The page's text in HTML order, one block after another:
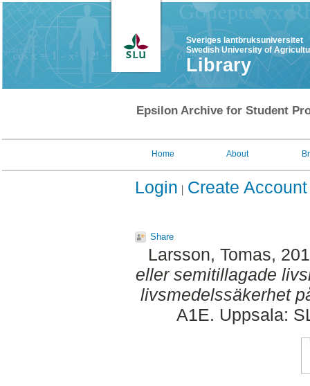
Sveriges lantbruksuniversitet
Swedish University of
Library
Epsilon Archive for Student
Home About
Login Create Account
Share
Larsson, Tomas,
eller semitillagade
livsmedelssäkerhet
A1E. Uppsala: